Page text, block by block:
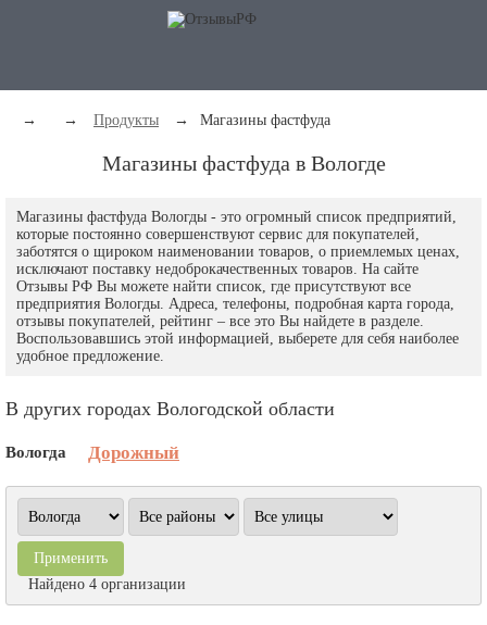
→ → Продукты → Магазины фастфуда
Магазины фастфуда в Вологде
Магазины фастфуда Вологды - это огромный список предприятий,
которые постоянно совершенствуют сервис для покупателей,
заботятся о щироком наименовании товаров, о приемлемых ценах,
исключают поставку недоброкачественных товаров. На сайте
Отзывы РФ Вы можете найти список, где присутствуют все
предприятия Вологды. Адреса, телефоны, подробная карта города,
отзывы покупателей, рейтинг – все это Вы найдете в разделе.
Воспользовавшись этой информацией, выберете для себя наиболее
удобное предложение.
В других городах Вологодской области
Вологда Дорожный
Найдено 4 организации